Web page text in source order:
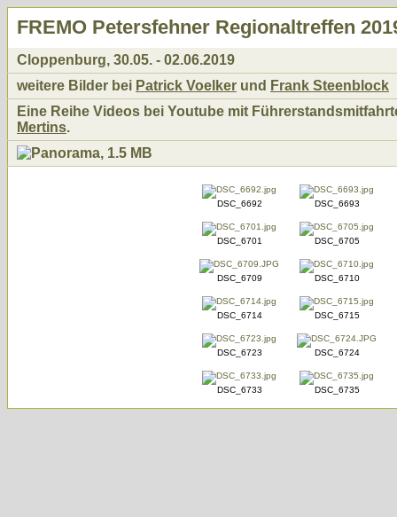
FREMO Petersfehner Regionaltreffen
Cloppenburg, 30.05. - 02.06.2019
weitere Bilder bei Patrick Voelker und Frank Steenblock
Eine Reihe Videos bei Youtube mit
Mertins.
DSC_6692 DSC_6693
DSC_6701 DSC_6705
DSC_6709 DSC_6710
DSC_6714 DSC_6715
DSC_6723 DSC_6724
DSC_6733 DSC_6735